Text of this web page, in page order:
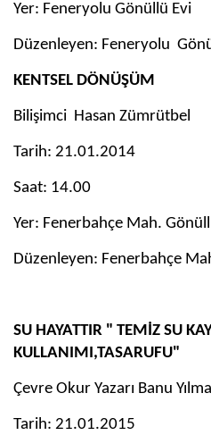
Yer: Feneryolu Gönüllü Evi
Düzenleyen: Feneryolu
KENTSEL DÖNÜŞÜM
Bilişimci Hasan Zümrütbel
Tarih: 21.01.2014
Saat: 14.00
Yer: Fenerbahçe Mah.
Düzenleyen: Fenerbahçe
SU HAYATTIR " TEMİZ SU
KULLANIMI,TASARUFU"
Çevre Okur Yazarı Banu
Tarih: 21.01.2015